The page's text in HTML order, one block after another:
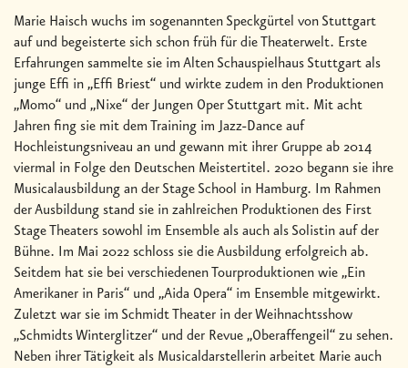
Marie Haisch wuchs im sogenannten Speckgürtel von Stuttgart
auf und begeisterte sich schon früh für die Theaterwelt. Erste
Erfahrungen sammelte sie im Alten Schauspielhaus Stuttgart als
junge Effi in „Effi Briest“ und wirkte zudem in den Produktionen
„Momo“ und „Nixe“ der Jungen Oper Stuttgart mit. Mit acht
Jahren fing sie mit dem Training im Jazz-Dance auf
Hochleistungsniveau an und gewann mit ihrer Gruppe ab 2014
viermal in Folge den Deutschen Meistertitel. 2020 begann sie ihre
Musicalausbildung an der Stage School in Hamburg. Im Rahmen
der Ausbildung stand sie in zahlreichen Produktionen des First
Stage Theaters sowohl im Ensemble als auch als Solistin auf der
Bühne. Im Mai 2022 schloss sie die Ausbildung erfolgreich ab.
Seitdem hat sie bei verschiedenen Tourproduktionen wie „Ein
Amerikaner in Paris“ und „Aida Opera“ im Ensemble mitgewirkt.
Zuletzt war sie im Schmidt Theater in der Weihnachtsshow
„Schmidts Winterglitzer“ und der Revue „Oberaffengeil“ zu sehen.
Neben ihrer Tätigkeit als Musicaldarstellerin arbeitet Marie auch